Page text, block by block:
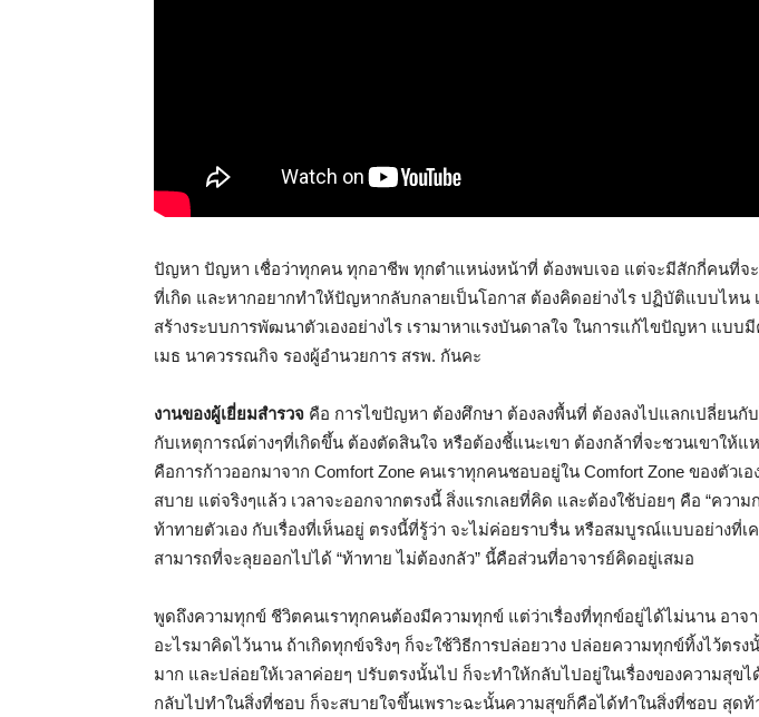
ปัญหา ปัญหา เชื่อว่าทุกคน ทุกอาชีพ ทุกตำแหน่งหน้าที่ ต้องพบเจอ แต่จะมีสักกี่คนที่จ
ที่เกิด และหากอยากทำให้ปัญหากลับกลายเป็นโอกาส ต้องคิดอย่างไร ปฏิบัติแบบไหน
สร้างระบบการพัฒนาตัวเองอย่างไร เรามาหาแรงบันดาลใจ ในการแก้ไขปัญหา แบบ
เมธ นาควรรณกิจ รองผู้อำนวยการ สรพ. กันคะ
งานของผู้เยี่ยมสำรวจ คือ การไขปัญหา ต้องศึกษา ต้องลงพื้นที่ ต้องลงไปแลกเปลี่ยนกั
กับเหตุการณ์ต่างๆที่เกิดขึ้น ต้องตัดสินใจ หรือต้องชี้แนะเขา ต้องกล้าที่จะชวนเขาให้แ
คือการก้าวออกมาจาก Comfort Zone คนเราทุกคนชอบอยู่ใน Comfort Zone ของตัวเอ
สบาย แต่จริงๆแล้ว เวลาจะออกจากตรงนี้ สิ่งแรกเลยที่คิด และต้องใช้บ่อยๆ คือ “ความ
ท้าทายตัวเอง กับเรื่องที่เห็นอยู่ ตรงนี้ที่รู้ว่า จะไม่ค่อยราบรื่น หรือสมบูรณ์แบบอย่างที่เ
สามารถที่จะลุยออกไปได้ “ท้าทาย ไม่ต้องกลัว” นี้คือส่วนที่อาจารย์คิดอยู่เสมอ
พูดถึงความทุกข์ ชีวิตคนเราทุกคนต้องมีความทุกข์ แต่ว่าเรื่องที่ทุกข์อยู่ได้ไม่นาน อาจา
อะไรมาคิดไว้นาน ถ้าเกิดทุกข์จริงๆ ก็จะใช้วิธีการปล่อยวาง ปล่อยความทุกข์ทิ้งไว้ตร
มาก และปล่อยให้เวลาค่อยๆ ปรับตรงนั้นไป ก็จะทำให้กลับไปอยู่ในเรื่องของความสุข
กลับไปทำในสิ่งที่ชอบ ก็จะสบายใจขึ้นเพราะฉะนั้นความสุขก็คือได้ทำในสิ่งที่ชอบ สุด